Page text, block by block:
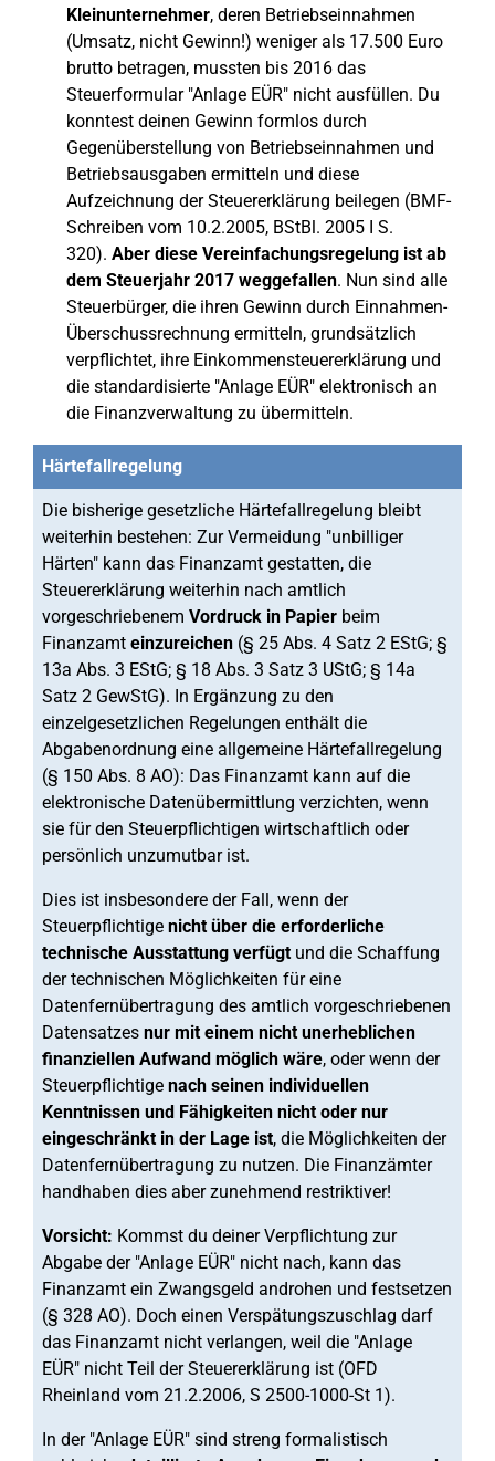
Kleinunternehmer, deren Betriebseinnahmen
(Umsatz, nicht Gewinn!) weniger als 17.500 Euro
brutto betragen, mussten bis 2016 das
Steuerformular "Anlage EÜR" nicht ausfüllen. Du
konntest deinen Gewinn formlos durch
Gegenüberstellung von Betriebseinnahmen und
Betriebsausgaben ermitteln und diese
Aufzeichnung der Steuererklärung beilegen (BMF-
Schreiben vom 10.2.2005, BStBl. 2005 I S.
320). Aber diese Vereinfachungsregelung ist ab
dem Steuerjahr 2017 weggefallen. Nun sind alle
Steuerbürger, die ihren Gewinn durch Einnahmen-
Überschussrechnung ermitteln, grundsätzlich
verpflichtet, ihre Einkommensteuererklärung und
die standardisierte "Anlage EÜR" elektronisch an
die Finanzverwaltung zu übermitteln.
Härtefallregelung
Die bisherige gesetzliche Härtefallregelung bleibt
weiterhin bestehen: Zur Vermeidung "unbilliger
Härten" kann das Finanzamt gestatten, die
Steuererklärung weiterhin nach amtlich
vorgeschriebenem Vordruck in Papier beim
Finanzamt einzureichen (§ 25 Abs. 4 Satz 2 EStG; §
13a Abs. 3 EStG; § 18 Abs. 3 Satz 3 UStG; § 14a
Satz 2 GewStG). In Ergänzung zu den
einzelgesetzlichen Regelungen enthält die
Abgabenordnung eine allgemeine Härtefallregelung
(§ 150 Abs. 8 AO): Das Finanzamt kann auf die
elektronische Datenübermittlung verzichten, wenn
sie für den Steuerpflichtigen wirtschaftlich oder
persönlich unzumutbar ist.
Dies ist insbesondere der Fall, wenn der
Steuerpflichtige nicht über die erforderliche
technische Ausstattung verfügtund die Schaffung
der technischen Möglichkeiten für eine
Datenfernübertragung des amtlich vorgeschriebenen
Datensatzes nur mit einem nicht unerheblichen
finanziellen Aufwand möglich wäre, oder wenn der
Steuerpflichtige nach seinen individuellen
Kenntnissen und Fähigkeiten nicht oder nur
eingeschränkt in der Lage ist, die Möglichkeiten der
Datenfernübertragung zu nutzen. Die Finanzämter
handhaben dies aber zunehmend restriktiver!
Vorsicht: Kommst du deiner Verpflichtung zur
Abgabe der "Anlage EÜR" nicht nach, kann das
Finanzamt ein Zwangsgeld androhen und festsetzen
(§ 328 AO). Doch einen Verspätungszuschlag darf
das Finanzamt nicht verlangen, weil die "Anlage
EÜR" nicht Teil der Steuererklärung ist (OFD
Rheinland vom 21.2.2006, S 2500-1000-St 1).
In der "Anlage EÜR" sind streng formalistisch